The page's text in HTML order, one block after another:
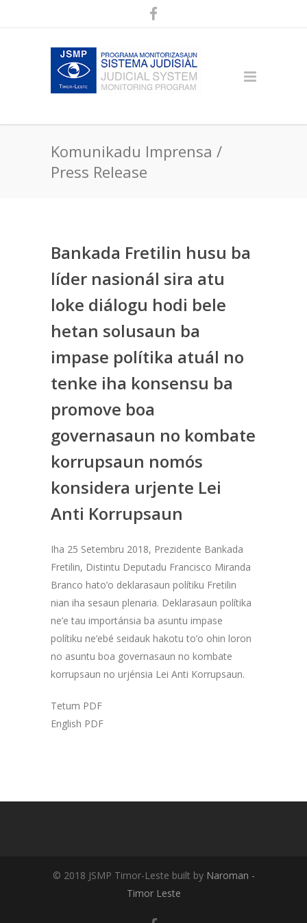
Komunikadu Imprensa /
Press Release
Bankada Fretilin husu ba
líder nasionál sira atu
loke diálogu hodi bele
hetan solusaun ba
impase polítika atuál no
tenke iha konsensu ba
promove boa
governasaun no kombate
korrupsaun nomós
konsidera urjente Lei
Anti Korrupsaun
Iha 25 Setembru 2018, Prezidente Bankada
Fretilin, Distintu Deputadu Francisco Miranda
Branco hato’o deklarasaun polítiku Fretilin
nian iha sesaun plenaria. Deklarasaun polítika
ne’e tau importánsia ba asuntu impase
polítiku ne’ebé seidauk hakotu to’o ohin loron
no asuntu boa governasaun no kombate
korrupsaun no urjénsia Lei Anti Korrupsaun.
Tetum PDF
English PDF
© 2018 JSMP Timor-Leste built by Naroman -
Timor Leste